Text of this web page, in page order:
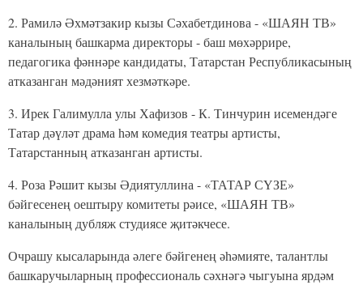
2. Рамилә Әхмәтзакир кызы Сәхабетдинова - «ШАЯН ТВ»
каналының башкарма директоры - баш мөхәррире,
педагогика фәннәре кандидаты, Татарстан Республикасының
атказанган мәдәният хезмәткәре.
3. Ирек Галимулла улы Хафизов - К. Тинчурин исемендәге
Татар дәүләт драма һәм комедия театры артисты,
Татарстанның атказанган артисты.
4. Роза Рәшит кызы Әдиятуллина - «ТАТАР СҮЗЕ»
бәйгесенең оештыру комитеты рәисе, «ШАЯН ТВ»
каналының дубляж студиясе җитәкчесе.
Очрашу кысаларында әлеге бәйгенең әһәмияте, талантлы
башкаручыларның профессиональ сәхнәгә чыгуына ярдәм